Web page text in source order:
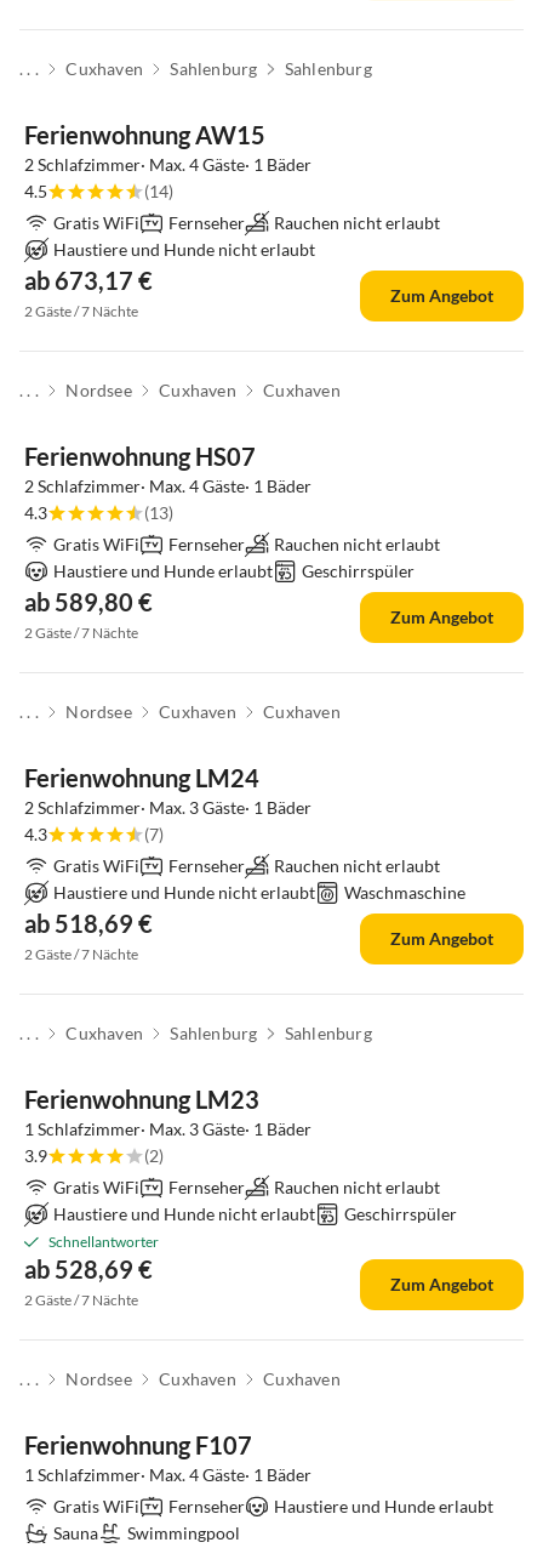
. . . Cuxhaven Sahlenburg Sahlenburg
Ferienwohnung AW15
2 Schlafzimmer· Max. 4 Gäste· 1 Bäder
4.5
(14)
Gratis WiFi
Fernseher
Rauchen nicht erlaubt
Haustiere und Hunde nicht erlaubt
ab 673,17 €
2 Gäste / 7 Nächte
Zum Angebot
. . . Nordsee Cuxhaven Cuxhaven
Ferienwohnung HS07
2 Schlafzimmer· Max. 4 Gäste· 1 Bäder
4.3
(13)
Gratis WiFi
Fernseher
Rauchen nicht erlaubt
Haustiere und Hunde erlaubt
Geschirrspüler
ab 589,80 €
2 Gäste / 7 Nächte
Zum Angebot
. . . Nordsee Cuxhaven Cuxhaven
Ferienwohnung LM24
2 Schlafzimmer· Max. 3 Gäste· 1 Bäder
4.3
(7)
Gratis WiFi
Fernseher
Rauchen nicht erlaubt
Haustiere und Hunde nicht erlaubt
Waschmaschine
ab 518,69 €
2 Gäste / 7 Nächte
Zum Angebot
. . . Cuxhaven Sahlenburg Sahlenburg
Ferienwohnung LM23
1 Schlafzimmer· Max. 3 Gäste· 1 Bäder
3.9
(2)
Gratis WiFi
Fernseher
Rauchen nicht erlaubt
Haustiere und Hunde nicht erlaubt
Geschirrspüler
Schnellantworter
ab 528,69 €
2 Gäste / 7 Nächte
Zum Angebot
. . . Nordsee Cuxhaven Cuxhaven
Ferienwohnung F107
1 Schlafzimmer· Max. 4 Gäste· 1 Bäder
Gratis WiFi
Fernseher
Haustiere und Hunde erlaubt
Sauna
Swimmingpool